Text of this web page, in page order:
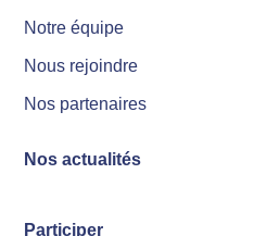
Notre équipe
Nous rejoindre
Nos partenaires
Nos actualités
Participer